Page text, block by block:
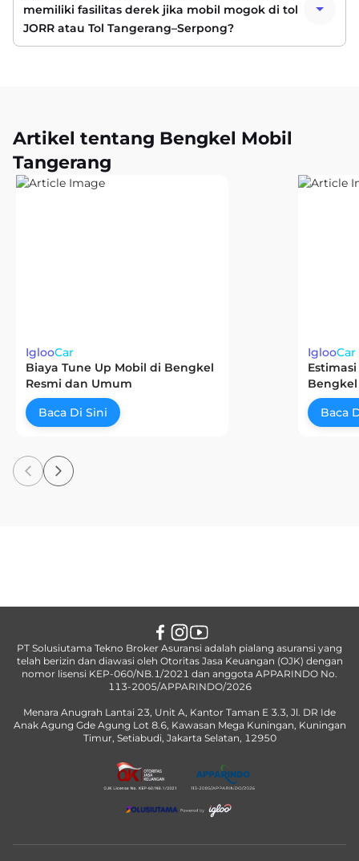
memiliki fasilitas derek jika mobil mogok di tol
JORR atau Tol Tangerang–Serpong?
Artikel tentang Bengkel Mobil
Tangerang
IglooCar
Biaya Tune Up Mobil di Bengkel
Resmi dan Umum
Baca Di Sini
IglooCar
Baca
PT Solusiutama Tekno Broker Asuransi adalah pialang asuransi yang
telah berizin dan diawasi oleh Otoritas Jasa Keuangan (OJK) dengan
nomor lisensi KEP-060/NB.1/2021 dan anggota APPARINDO No.
113-2005/APPARINDO/2026
Menara Anugrah Lantai 23, Unit A, Kantor Taman E 3.3, Jl. DR Ide
Anak Agung Gde Agung Lot 8.6, Kawasan Mega Kuningan, Kuningan
Timur, Setiabudi, Jakarta Selatan, 12950